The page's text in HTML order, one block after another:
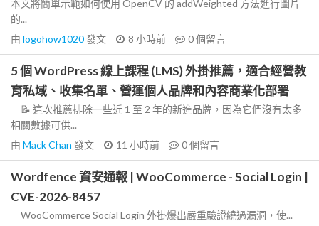
本文將簡單示範如何使用 OpenCV 的 addWeighted 方法進行圖片
的...
由 logohow1020發文 8 小時前 0個留言
5 個 WordPress 線上課程 (LMS) 外掛推薦，適合經營教
育私域、收集名單、營運個人品牌和內容商業化部署
📝 這次推薦排除一些近 1 至 2 年的新進品牌，因為它們沒有太多
相關數據可供...
由 Mack Chan 發文 11 小時前 0個留言
Wordfence 資安通報 | WooCommerce - Social Login |
CVE-2026-8457
WooCommerce Social Login 外掛爆出嚴重驗證繞過漏洞，使...